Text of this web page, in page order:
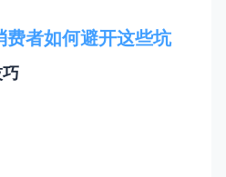
费者如何避开这些坑